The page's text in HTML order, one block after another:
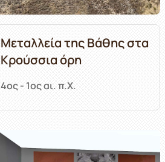
Μεταλλεία της Βάθης στα
Κρούσσια όρη
4ος - 1ος αι. π.Χ.